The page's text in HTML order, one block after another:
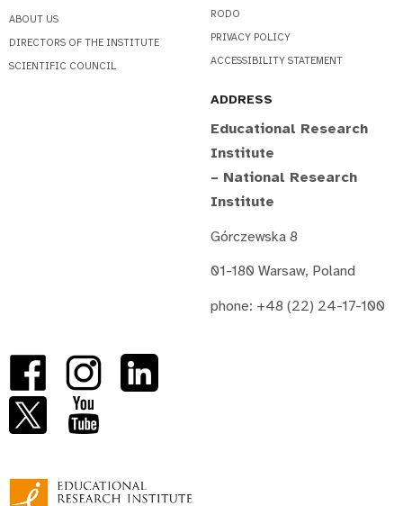
ABOUT US
DIRECTORS OF THE INSTITUTE
SCIENTIFIC COUNCIL
RODO
PRIVACY POLICY
ACCESSIBILITY STATEMENT
ADDRESS
Educational Research
Institute
– National Research
Institute
Górczewska 8
01-180 Warsaw, Poland
phone: +48 (22) 24-17-100